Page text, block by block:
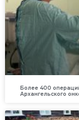
Более 400
Архангельского